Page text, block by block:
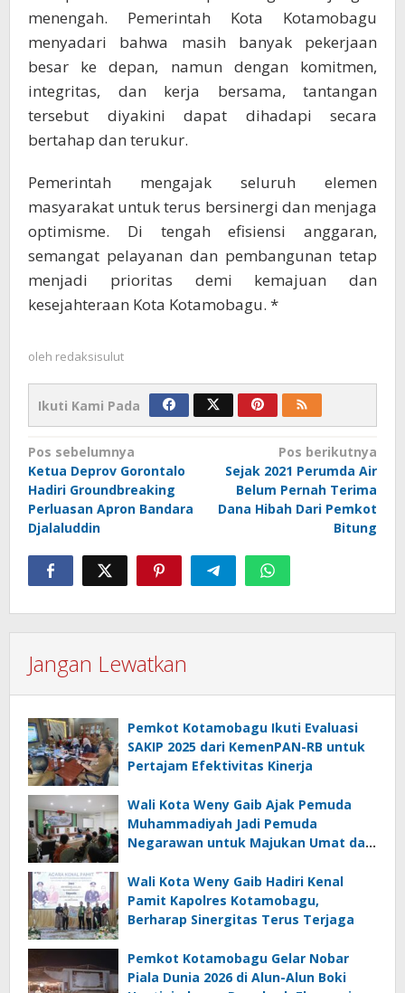
menengah. Pemerintah Kota Kotamobagu
menyadari bahwa masih banyak pekerjaan
besar ke depan, namun dengan komitmen,
integritas, dan kerja bersama, tantangan
tersebut diyakini dapat dihadapi secara
bertahap dan terukur.
Pemerintah mengajak seluruh elemen
masyarakat untuk terus bersinergi dan menjaga
optimisme. Di tengah efisiensi anggaran,
semangat pelayanan dan pembangunan tetap
menjadi prioritas demi kemajuan dan
kesejahteraan Kota Kotamobagu. *
oleh redaksisulut
Ikuti Kami Pada
Navigasi
pos
Pos sebelumnya
Ketua Deprov Gorontalo
Hadiri Groundbreaking
Perluasan Apron Bandara
Djalaluddin
Pos berikutnya
Sejak 2021 Perumda Air
Belum Pernah Terima
Dana Hibah Dari Pemkot
Bitung
Jangan Lewatkan
Pemkot Kotamobagu Ikuti Evaluasi
SAKIP 2025 dari KemenPAN-RB untuk
Pertajam Efektivitas Kinerja
Wali Kota Weny Gaib Ajak Pemuda
Muhammadiyah Jadi Pemuda
Negarawan untuk Majukan Umat dan
Wali Kota Weny Gaib Hadiri Kenal
Pamit Kapolres Kotamobagu,
Berharap Sinergitas Terus Terjaga
Pemkot Kotamobagu Gelar Nobar
Piala Dunia 2026 di Alun-Alun Boki